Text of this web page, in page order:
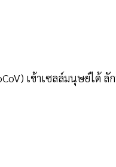
เข้าเซลล์มนุษย์ได้ ลั